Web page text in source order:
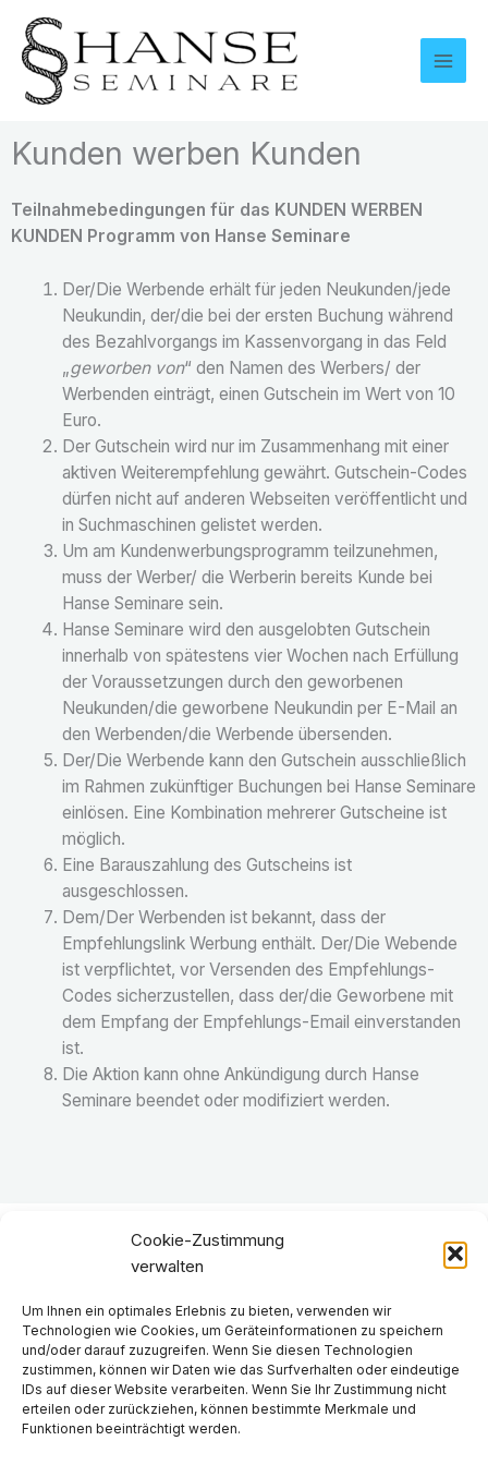
Cookie-Zustimmung
verwalten
Um Ihnen ein optimales Erlebnis zu bieten, verwenden wir
Technologien wie Cookies, um Geräteinformationen zu speichern
und/oder darauf zuzugreifen. Wenn Sie diesen Technologien
zustimmen, können wir Daten wie das Surfverhalten oder eindeutige
IDs auf dieser Website verarbeiten. Wenn Sie Ihr Zustimmung nicht
erteilen oder zurückziehen, können bestimmte Merkmale und
Funktionen beeinträchtigt werden.
Inhalt
springen
Kunden werben Kunden
Teilnahmebedingungen für das KUNDEN WERBEN
KUNDEN Programm von Hanse Seminare
Der/Die Werbende erhält für jeden Neukunden/jede
Neukundin, der/die bei der ersten Buchung während
des Bezahlvorgangs im Kassenvorgang in das Feld
„geworben von“ den Namen des Werbers/ der
Werbenden einträgt, einen Gutschein im Wert von 10
Euro.
Der Gutschein wird nur im Zusammenhang mit einer
aktiven Weiterempfehlung gewährt. Gutschein-Codes
dürfen nicht auf anderen Webseiten veröffentlicht und
in Suchmaschinen gelistet werden.
Um am Kundenwerbungsprogramm teilzunehmen,
muss der Werber/ die Werberin bereits Kunde bei
Hanse Seminare sein.
Hanse Seminare wird den ausgelobten Gutschein
innerhalb von spätestens vier Wochen nach Erfüllung
der Voraussetzungen durch den geworbenen
Neukunden/die geworbene Neukundin per E-Mail an
den Werbenden/die Werbende übersenden.
Der/Die Werbende kann den Gutschein ausschließlich
im Rahmen zukünftiger Buchungen bei Hanse Seminare
einlösen. Eine Kombination mehrerer Gutscheine ist
möglich.
Eine Barauszahlung des Gutscheins ist
ausgeschlossen.
Dem/Der Werbenden ist bekannt, dass der
Empfehlungslink Werbung enthält. Der/Die Webende
ist verpflichtet, vor Versenden des Empfehlungs-
Codes sicherzustellen, dass der/die Geworbene mit
dem Empfang der Empfehlungs-Email einverstanden
ist.
Die Aktion kann ohne Ankündigung durch Hanse
Seminare beendet oder modifiziert werden.
Kontakt
Impressum
Datenschutzerklärung
Cookie-Richtlinie (EU)